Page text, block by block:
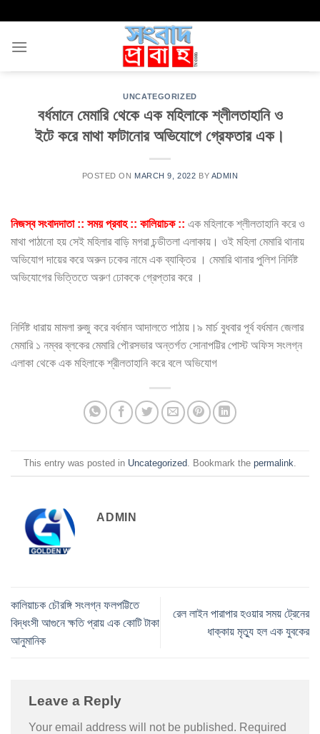
content
UNCATEGORIZED
বর্ধমানে মেমারি থেকে এক মহিলাকে শ্লীলতাহানি ও
ইটে করে মাথা ফাটানোর অভিযোগে গ্রেফতার এক।
POSTED ON MARCH 9, 2022 BY ADMIN
নিজস্ব সংবাদদাতা :: সময় প্রবাহ :: কালিয়াচক :: এক মহিলাকে শ্লীলতাহানি করে ও
মাথা পাঠানো হয় সেই মহিলার বাড়ি মগরা চন্ডীতলা এলাকায়। ওই মহিলা মেমারি থানায়
অভিযোগ দায়ের করে অরুন ঢকের নামে এক ব্যাক্তির । মেমারি থানার পুলিশ নির্দিষ্ট
অভিযোগের ভিত্তিতে অরুণ ঢোককে গ্রেপ্তার করে ।
নির্দিষ্ট ধারায় মামলা রুজু করে বর্ধমান আদালতে পাঠায়।৯ মার্চ বুধবার পূর্ব বর্ধমান জেলার
মেমারি ১ নম্বর ব্লকের মেমারি পৌরসভার অন্তর্গত সোনাপট্টির পোস্ট অফিস সংলগ্ন
এলাকা থেকে এক মহিলাকে শ্রীলতাহানি করে বলে অভিযোগ
This entry was posted in Uncategorized . Bookmark the permalink
ADMIN
কালিয়াচক চৌরঙ্গি সংলগ্ন ফলপট্টিতে
বিদ্ধংসী আগুনে ক্ষতি প্রায় এক কোটি টাকা
আনুমানিক
রেল লাইন পারাপার হওয়ার সময় ট্রেনের
ধাক্কায় মৃত্যু হল এক যুবকের
Leave a Reply
Your email address will not be published. Required